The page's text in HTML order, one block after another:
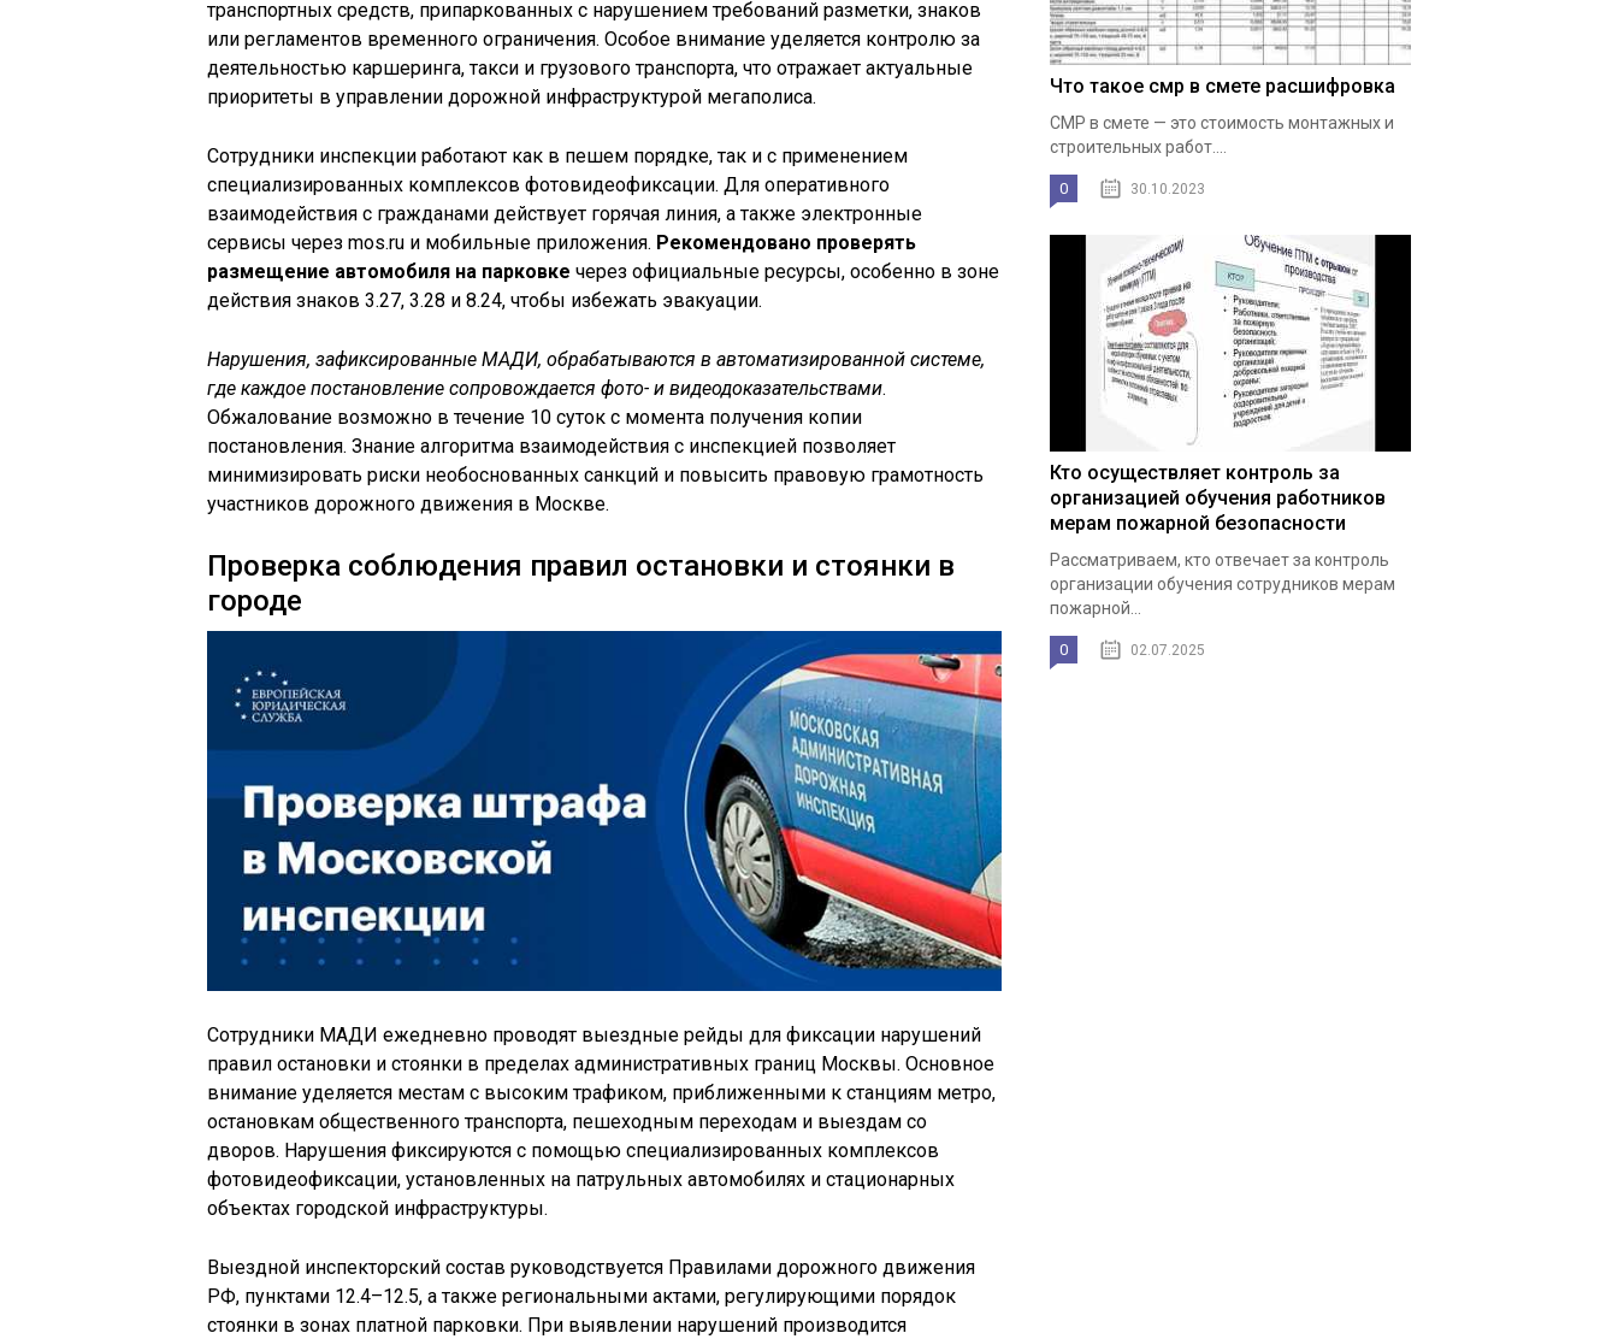
транспортных средств, припаркованных с нарушением требований разметки, знаков
или регламентов временного ограничения. Особое внимание уделяется контролю за
деятельностью каршеринга, такси и грузового транспорта, что отражает актуальные
приоритеты в управлении дорожной инфраструктурой мегаполиса.
Сотрудники инспекции работают как в пешем порядке, так и с применением
специализированных комплексов фотовидеофиксации. Для оперативного
взаимодействия с гражданами действует горячая линия, а также электронные
сервисы через mos.ru и мобильные приложения. Рекомендовано проверять
размещение автомобиля на парковке через официальные ресурсы, особенно в зоне
действия знаков 3.27, 3.28 и 8.24, чтобы избежать эвакуации.
Нарушения, зафиксированные МАДИ, обрабатываются в автоматизированной системе,
где каждое постановление сопровождается фото- и видеодоказательствами.
Обжалование возможно в течение 10 суток с момента получения копии
постановления. Знание алгоритма взаимодействия с инспекцией позволяет
минимизировать риски необоснованных санкций и повысить правовую грамотность
участников дорожного движения в Москве.
Проверка соблюдения правил остановки и стоянки в
городе
Сотрудники МАДИ ежедневно проводят выездные рейды для фиксации нарушений
правил остановки и стоянки в пределах административных границ Москвы. Основное
внимание уделяется местам с высоким трафиком, приближенными к станциям метро,
остановкам общественного транспорта, пешеходным переходам и выездам со
дворов. Нарушения фиксируются с помощью специализированных комплексов
фотовидеофиксации, установленных на патрульных автомобилях и стационарных
объектах городской инфраструктуры.
Выездной инспекторский состав руководствуется Правилами дорожного движения
РФ, пунктами 12.4–12.5, а также региональными актами, регулирующими порядок
стоянки в зонах платной парковки. При выявлении нарушений производится
Что такое смр в смете расшифровка
СМР в смете — это стоимость монтажных и
строительных работ....
0 30.10.2023
Кто осуществляет контроль за
организацией обучения работников
мерам пожарной безопасности
Рассматриваем, кто отвечает за контроль
организации обучения сотрудников мерам
пожарной...
0 02.07.2025